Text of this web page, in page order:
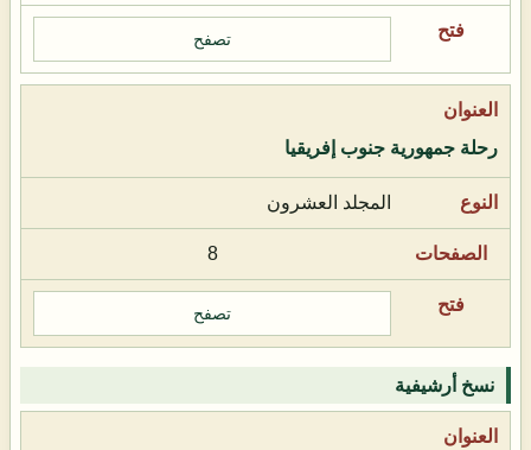
تصفح
رحلة جمهورية جنوب إفريقيا
المجلد العشرون
8
تصفح
نسخ أرشيفية